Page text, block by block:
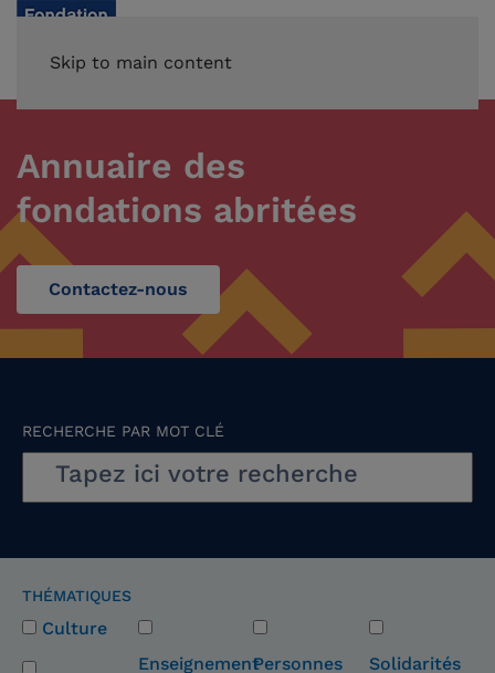
Skip to main content
Annuaire des
fondations abritées
Contactez-nous
RECHERCHE PAR MOT CLÉ
THÉMATIQUES
Culture
EnseignementPersonnes
Solidarités